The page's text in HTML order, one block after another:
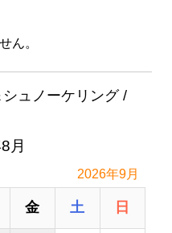
ん。
ュノーケリング /
月
2026年9月
金 土 日